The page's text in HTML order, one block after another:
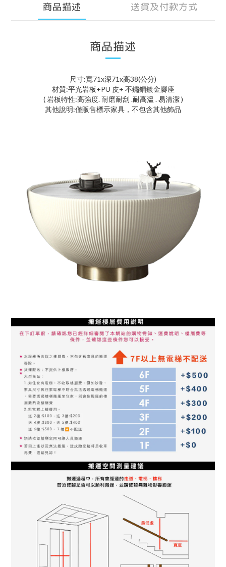
商品描述 送貨及付款方式
商品描述
尺寸:寬71x深71x高38(公分)
材質:平光岩板+PU 皮+ 不鏽鋼鍍金腳座
( 岩板特性:高強度. 耐磨耐刮 .耐高溫 . 易清潔 )
其他說明:僅販售標示家具，不包含其他飾品